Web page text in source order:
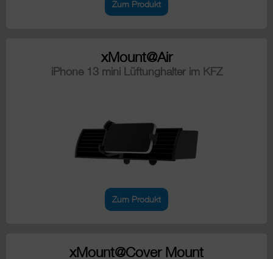
Zum Produkt
xMount@Air
iPhone 13 mini Lüftunghalter im KFZ
Zum Produkt
xMount@Cover Mount